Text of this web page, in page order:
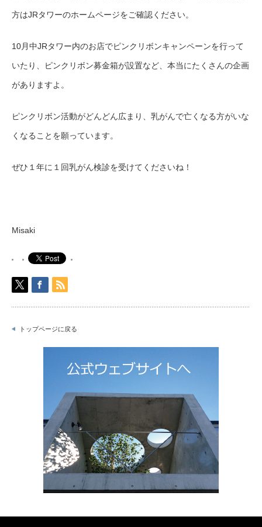
方はJRタワーのホームページをご確認ください。
10月中JRタワー内のお店でピンクリボンキャンペーンを行って
いたり、ピンクリボン募金箱が設置など、本当にたくさんの企画
がありますよ。
ピンクリボン活動がどんどん広まり、乳がんで亡くなる方がいな
くなることを願っています。
ぜひ１年に１回乳がん検診を受けてくださいね！
Misaki
トップページに戻る